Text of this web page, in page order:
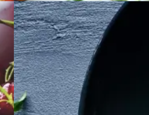
SatjaSatja de